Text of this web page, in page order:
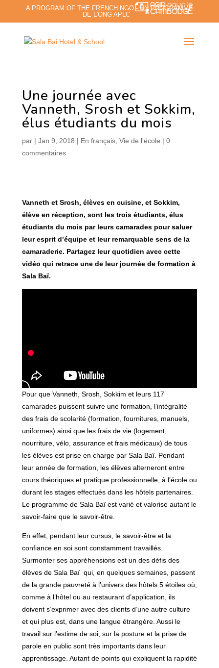
A PROGRAM OF THE FRENCH NGO - UN PROGRAMME
DE L'ONG APLC
Une journée avec
Vanneth, Srosh et Sokkim,
élus étudiants du mois
par | Jan 9, 2018 | En français, Vie de l'école | 0
commentaires
Vanneth et Srosh, élèves en cuisine, et Sokkim,
élève en réception, sont les trois étudiants, élus
étudiants du mois par leurs camarades pour saluer
leur esprit d’équipe et leur remarquable sens de la
camaraderie. Partagez leur quotidien avec cette
vidéo qui retrace une de leur journée de formation à
Sala Baï.
Pour que Vanneth, Srosh, Sokkim et leurs 117
camarades puissent suivre une formation, l’intégralité
des frais de scolarité (formation, fournitures, manuels,
uniformes) ainsi que les frais de vie (logement,
nourriture, vélo, assurance et frais médicaux) de tous
les élèves est prise en charge par Sala Baï. Pendant
leur année de formation, les élèves alterneront entre
cours théoriques et pratique professionnelle, à l’école ou
durant les stages effectués dans les hôtels partenaires.
Le programme de Sala Baï est varié et valorise autant le
savoir-faire que le savoir-être.
En effet, pendant leur cursus, le savoir-être et la
confiance en soi sont constamment travaillés.
Surmonter ses appréhensions est un des défis des
élèves de Sala Baï qui, en quelques semaines, passent
de la grande pauvreté à l’univers des hôtels 5 étoiles où,
comme à l’hôtel ou au restaurant d’application, ils
doivent s’exprimer avec des clients d’une autre culture
et qui plus est, dans une langue étrangère. Aussi le
travail sur l’estime de soi, sur la posture et la prise de
parole en public sont très importants dans leur
apprentissage. Autant de points qui expliquent la rapidité